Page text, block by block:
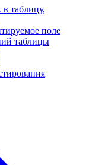
в таблицу,
поле
таблицы